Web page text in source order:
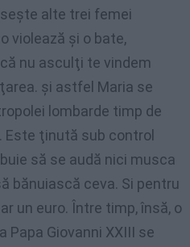
alte trei femei
violează şi o bate,
nu asculţi te vindem
şi astfel Maria se
lombarde timp de
ţinută sub control
să se audă nici musca
bănuiască ceva. Si pentru
un euro. Între timp, însă, o
Papa Giovanni XXIII se